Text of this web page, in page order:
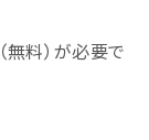
料）が必要で